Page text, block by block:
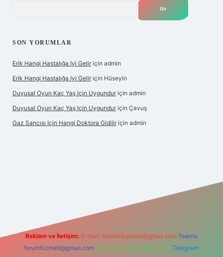
SON YORUMLAR
Erik Hangi Hastalığa Iyi Gelir için admin
Erik Hangi Hastalığa Iyi Gelir için Hüseyin
Duyusal Oyun Kaç Yaş Için Uygundur için admin
Duyusal Oyun Kaç Yaş Için Uygundur için Çavuş
Gaz Sancısı Için Hangi Doktora Gidilir için admin
Reklam ve İletişim: E-mail: backlinkpaneli@gmail.com Teams:
forumhizmeti@gmail.com Whatsapp: 0262 606 0 726 Telegram: